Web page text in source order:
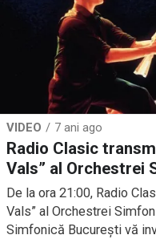
VIDEO 7 ani ago
Radio Clasic
Vals” al Orchestrei
De la ora 21:00, Radio
Vals” al Orchestrei
Simfonică București vă